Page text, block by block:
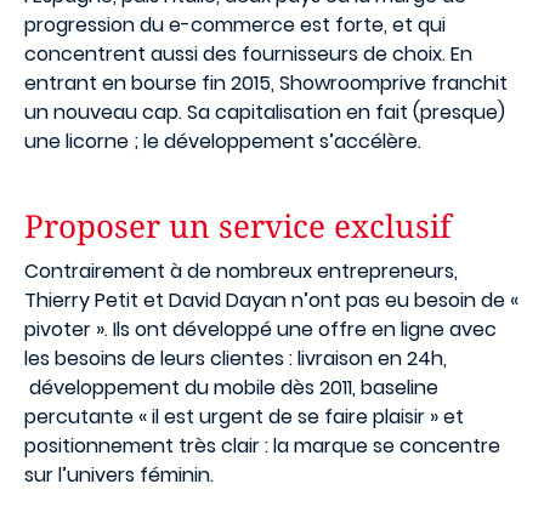
progression du e-commerce est forte, et qui
concentrent aussi des fournisseurs de choix. En
entrant en bourse fin 2015, Showroomprive franchit
un nouveau cap. Sa capitalisation en fait (presque)
une licorne ; le développement s’accélère.
Proposer un service exclusif
Contrairement à de nombreux entrepreneurs,
Thierry Petit et David Dayan n’ont pas eu besoin de «
pivoter ». Ils ont développé une offre en ligne avec
les besoins de leurs clientes : livraison en 24h,
développement du mobile dès 2011, baseline
percutante « il est urgent de se faire plaisir » et
positionnement très clair : la marque se concentre
sur l’univers féminin.